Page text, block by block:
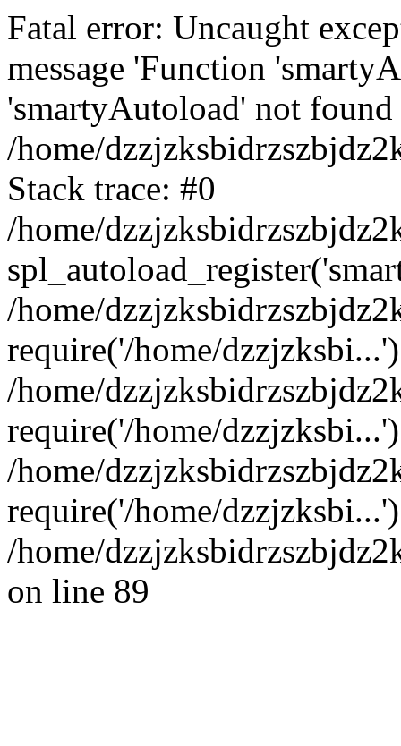
Fatal error: Uncaught
message 'Function
'smartyAutoload' not
/home/
Stack trace: #0
/home/
/home/
require('/home/
/home/
require('/home/
/home/
require('/home/
/home/
on line 89